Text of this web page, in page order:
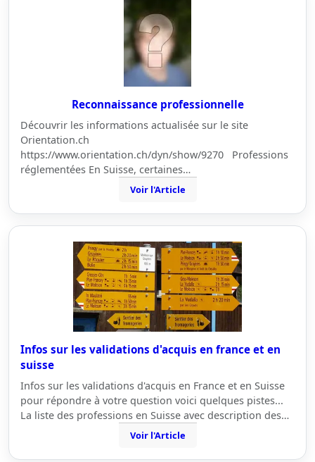
Reconnaissance professionnelle
Découvrir les informations actualisée sur le site
Orientation.ch
https://www.orientation.ch/dyn/show/9270 Professions
réglementées En Suisse, certaines…
Voir l'Article
Infos sur les validations d'acquis en france et en
suisse
Infos sur les validations d'acquis en France et en Suisse
pour répondre à votre question voici quelques pistes...
La liste des professions en Suisse avec description des…
Voir l'Article